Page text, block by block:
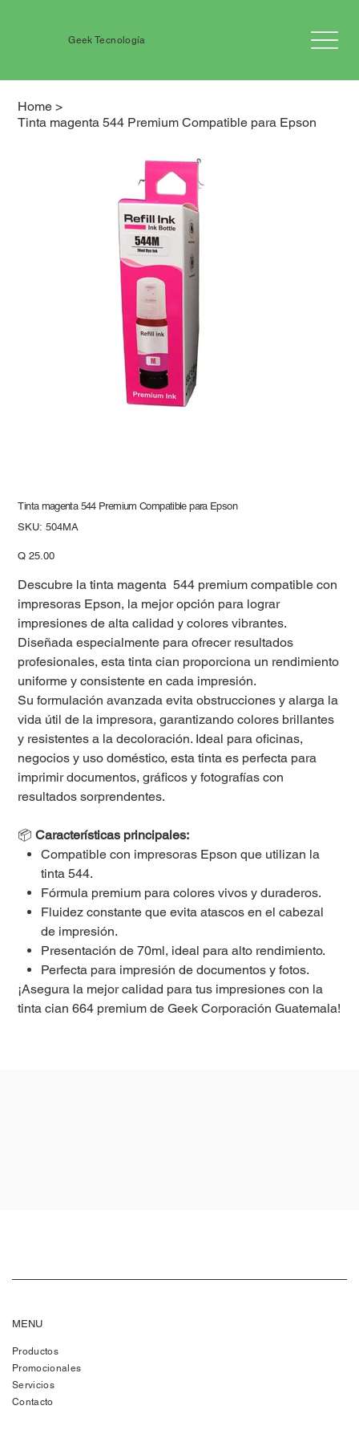
Geek Tecnología
Home >
Tinta magenta 544 Premium Compatible para Epson
Tinta magenta 544 Premium Compatible para Epson
SKU: SKU
504MA
504MA
Precio
Q 25.00
Descubre la tinta magenta 544 premium compatible con
impresoras Epson, la mejor opción para lograr
impresiones de alta calidad y colores vibrantes.
Diseñada especialmente para ofrecer resultados
profesionales, esta tinta cian proporciona un rendimiento
uniforme y consistente en cada impresión.
Su formulación avanzada evita obstrucciones y alarga la
vida útil de la impresora, garantizando colores brillantes
y resistentes a la decoloración. Ideal para oficinas,
negocios y uso doméstico, esta tinta es perfecta para
imprimir documentos, gráficos y fotografías con
resultados sorprendentes.
📦Características principales:
Compatible con impresoras Epson que utilizan la
tinta 544.
Fórmula premium para colores vivos y duraderos.
Fluidez constante que evita atascos en el cabezal
de impresión.
Presentación de 70ml, ideal para alto rendimiento.
Perfecta para impresión de documentos y fotos.
¡Asegura la mejor calidad para tus impresiones con la
tinta cian 664 premium de Geek Corporación Guatemala!
MENU
Productos
Promocionales
Servicios
Contacto